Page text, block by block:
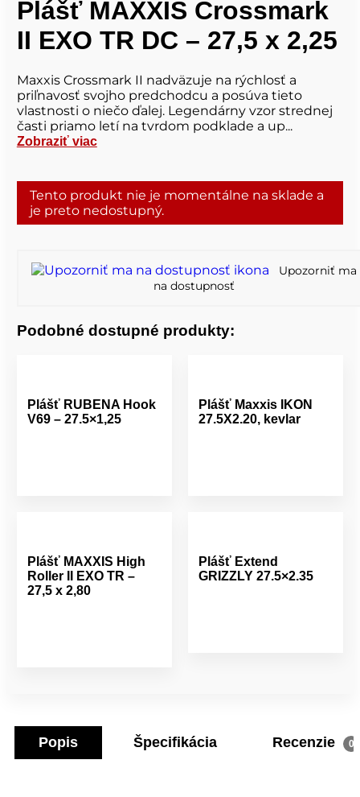
Plášť MAXXIS Crossmark
II EXO TR DC – 27,5 x 2,25
Maxxis Crossmark II nadväzuje na rýchlosť a
priľnavosť svojho predchodcu a posúva tieto
vlastnosti o niečo ďalej. Legendárny vzor strednej
časti priamo letí na tvrdom podklade a up...
Zobraziť viac
Tento produkt nie je momentálne na sklade a
je preto nedostupný.
Upozorniť ma
na dostupnosť
Podobné dostupné produkty:
Plášť RUBENA Hook
V69 – 27.5×1,25
Plášť Maxxis IKON
27.5X2.20, kevlar
Plášť MAXXIS High
Roller II EXO TR –
27,5 x 2,80
Plášť Extend
GRIZZLY 27.5×2.35
Popis Špecifikácia Recenzie 0